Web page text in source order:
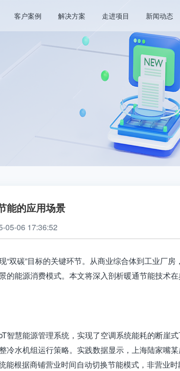
客户案例 解决方案 走进项目 新闻动态
能的应用场景
05-06 17:36:52
双碳”目标的关键环节。从商业综合体到工业厂
能源消费模式。本文将深入剖析暖通节能技术
慧能源管理系统，实现了空调系统能耗的断崖
水机组运行策略。实践数据显示，上海陆家嘴
根据商铺营业时间自动切换节能模式，非营业